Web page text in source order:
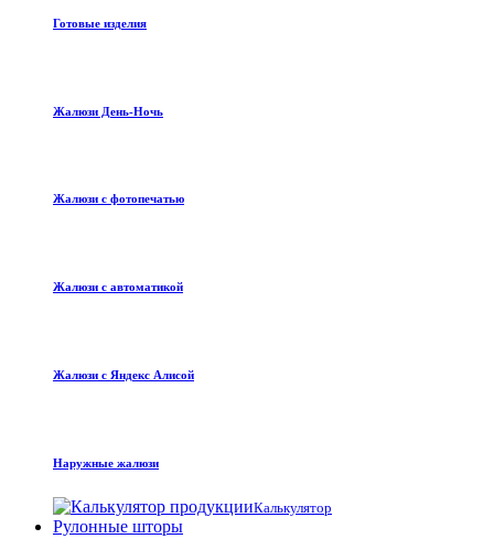
Готовые изделия
Жалюзи День-Ночь
Жалюзи с фотопечатью
Жалюзи с автоматикой
Жалюзи с Яндекс Алисой
Наружные жалюзи
Калькулятор
Рулонные шторы